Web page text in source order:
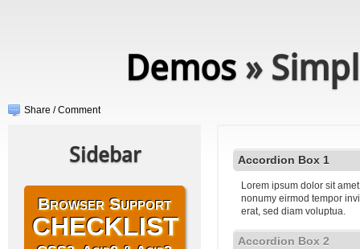
Demos»
Share / Comment
Accordion Box 1
Lorem ipsum dolor sit
nonumy eirmod tempor
erat, sed diam voluptua.
Accordion Box 2
Sidebar
Browser Support
CHECKLIST